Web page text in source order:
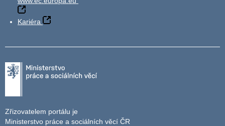
Kariéra
Zřizovatelem portálu je
Ministerstvo práce a sociálních věcí ČR